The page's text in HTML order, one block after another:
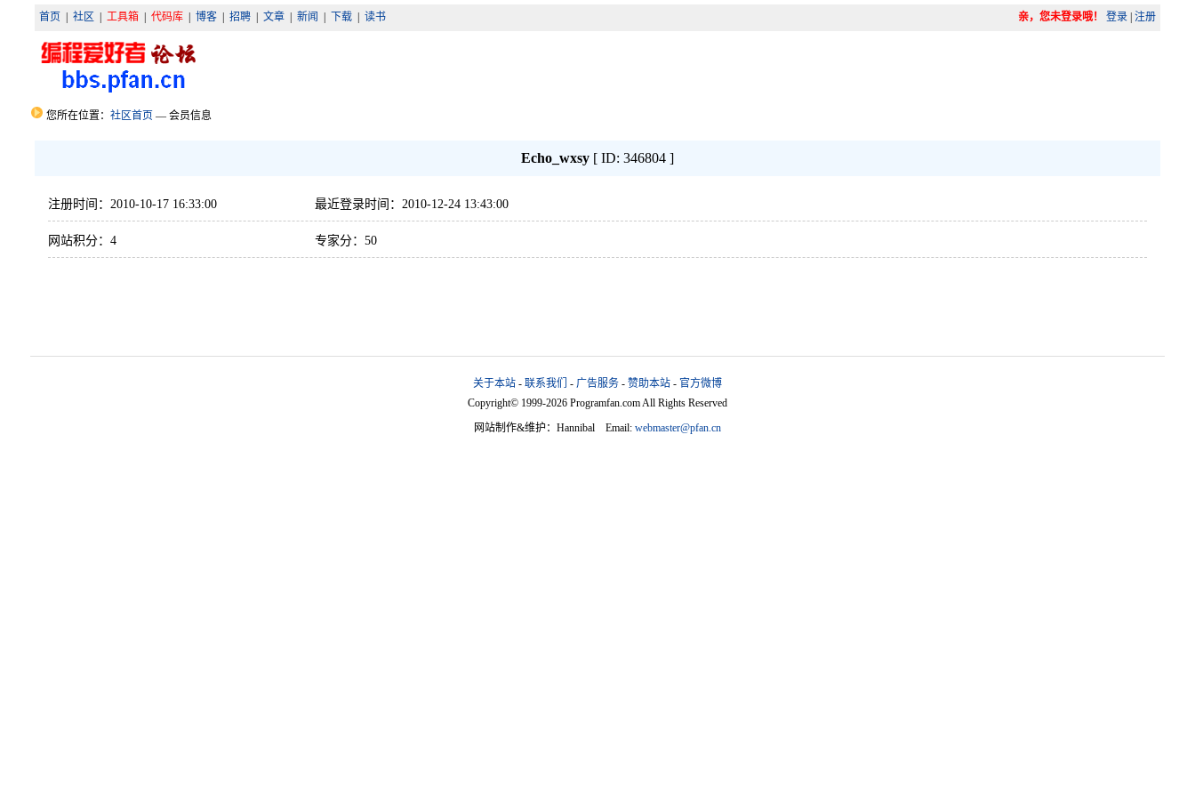
亲，您未登录哦！ 登录 |注册
首页 社区 工具箱 代码库| 博客| 招聘| 文章| 新闻 下载| 读书
您所在位置： 社区首页 — 会员信息
Echo_wxsy[ ID: 346804 ]
注册时间：2010-10-17 16:33:00 最近登录时间：2010-12-24 13:43:00
网站积分：4 专家分：50
关于本站- 联系我们 - 广告服务- 赞助本站- 官方微博
Copyright© 1999-2026 Programfan.com All Rights Reserved
网站制作&维护：Hannibal Email: webmaster@pfan.cn